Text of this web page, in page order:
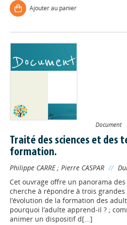
Ajouter au panier
Document
Traité des sciences et des
formation.
Philippe CARRE; Pierre CASPAR //
Cet ouvrage offre un panorama
cherche à répondre à trois
l’évolution de la formation des
pourquoi l’adulte apprend-il ? ;
animer un dispositif d[...]
Appels à projets